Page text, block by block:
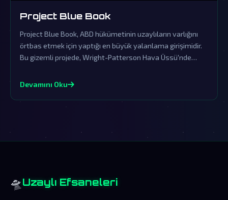
Project Blue Book
Project Blue Book, ABD hükümetinin uzaylıların varlığını
örtbas etmek için yaptığı en büyük yalanlama girişimidir.
Bu gizemli projede, Wright-Patterson Hava Üssü'nde
içeriyor.
Devamını Oku
🛸 Uzaylı Efsaneleri